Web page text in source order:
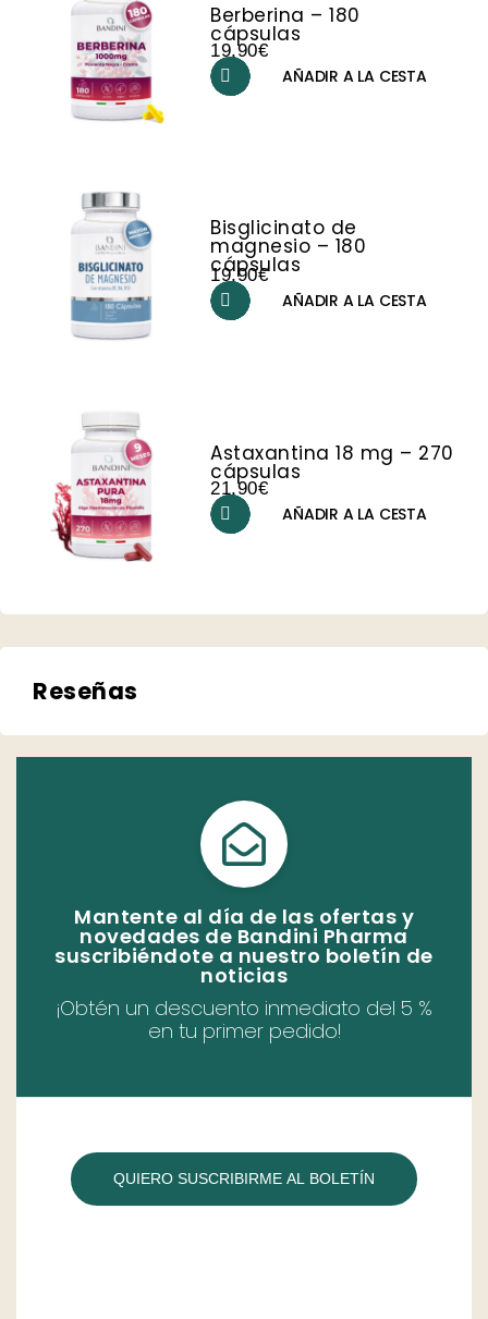
Berberina – 180
cápsulas
19,90€
AÑADIR A LA CESTA
Bisglicinato de
magnesio – 180
cápsulas
19,90€
AÑADIR A LA CESTA
Astaxantina 18 mg – 270
cápsulas
21,90€
AÑADIR A LA CESTA
Reseñas
Mantente al día de las ofertas y
novedades de Bandini Pharma
suscribiéndote a nuestro boletín de
noticias
¡Obtén un descuento inmediato del 5 %
en tu primer pedido!
QUIERO SUSCRIBIRME AL BOLETÍN